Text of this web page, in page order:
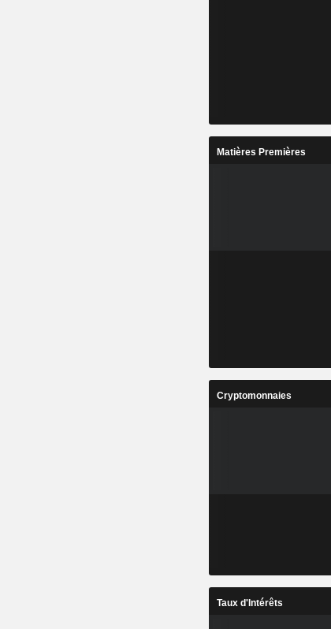
Matières Premières
Cryptomonnaies
Taux d'Intérêts